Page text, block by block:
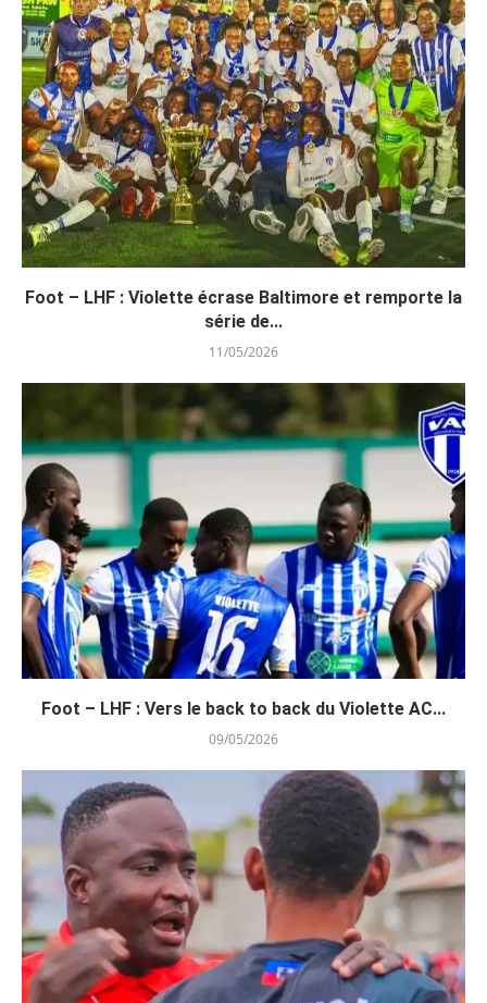
Foot – LHF : Violette écrase Baltimore et remporte la
série de...
11/05/2026
Foot – LHF : Vers le back to back du Violette AC...
09/05/2026